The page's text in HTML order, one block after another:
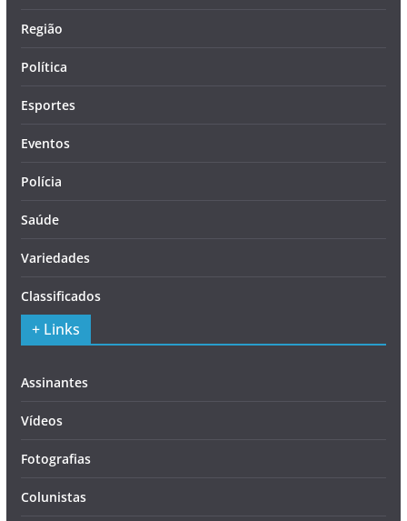
Região
Política
Esportes
Eventos
Polícia
Saúde
Variedades
Classificados
+ Links
Assinantes
Vídeos
Fotografias
Colunistas